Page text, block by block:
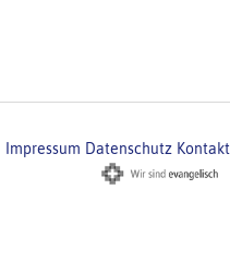
Impressum Datenschutz Kontakt